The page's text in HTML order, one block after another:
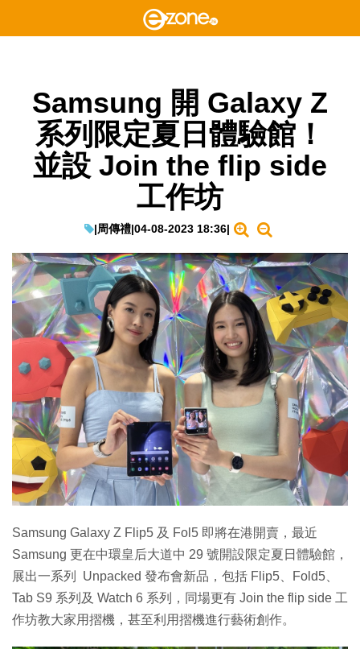
Samsung 開 Galaxy Z
系列限定夏日體驗館！
並設 Join the flip side
工作坊
|周傳禮|04-08-2023 18:36|
Samsung Galaxy Z Flip5 及 Fol5 即將在港開賣，最近
Samsung 更在中環皇后大道中 29 號開設限定夏日體驗館，
展出一系列 Unpacked 發布會新品，包括 Flip5、Fold5、
Tab S9 系列及 Watch 6 系列，同場更有 Join the flip side 工
作坊教大家用摺機，甚至利用摺機進行藝術創作。